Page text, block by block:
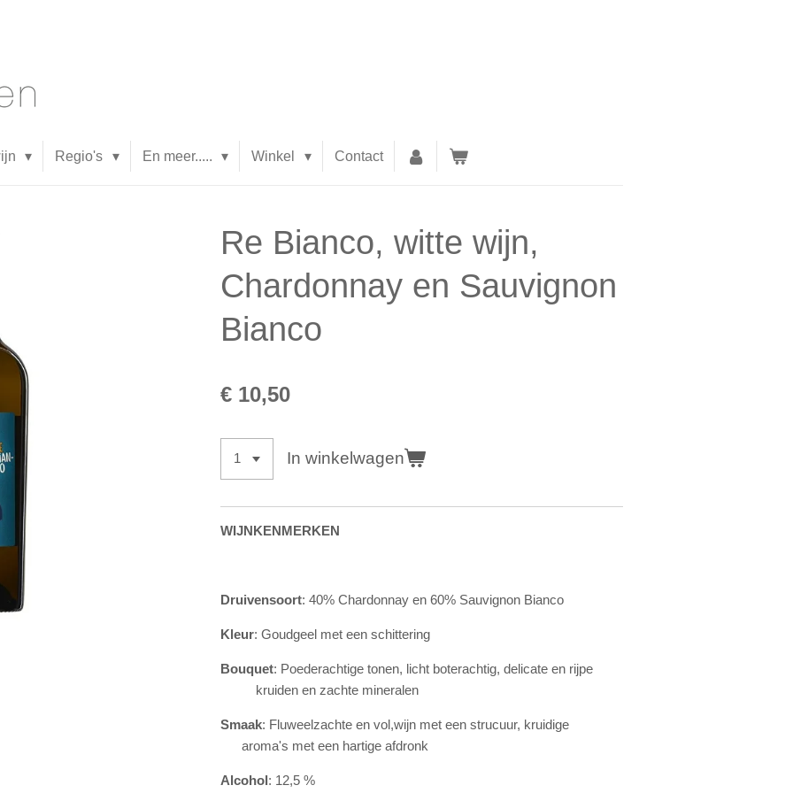
Regio's En meer..... Winkel Contact
Re Bianco, witte wijn,
Chardonnay en Sauvignon
Bianco
€ 10,50
In winkelwagen
WIJNKENMERKEN
Druivensoort: 40% Chardonnay en 60% Sauvignon Bianco
Kleur: Goudgeel met een schittering
Bouquet: Poederachtige tonen, licht boterachtig, delicate en rijpe
kruiden en zachte mineralen
Smaak: Fluweelzachte en vol,wijn met een strucuur, kruidige
aroma's met een hartige afdronk
Alcohol: 12,5 %